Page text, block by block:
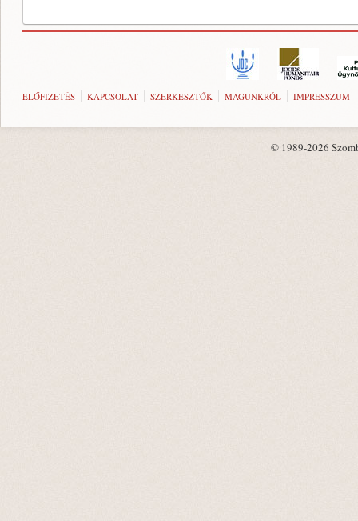
ELŐFIZETÉS KAPCSOLAT SZERKESZTŐK MAGUNKRÓL IMPRESSZUM
© 1989-2026